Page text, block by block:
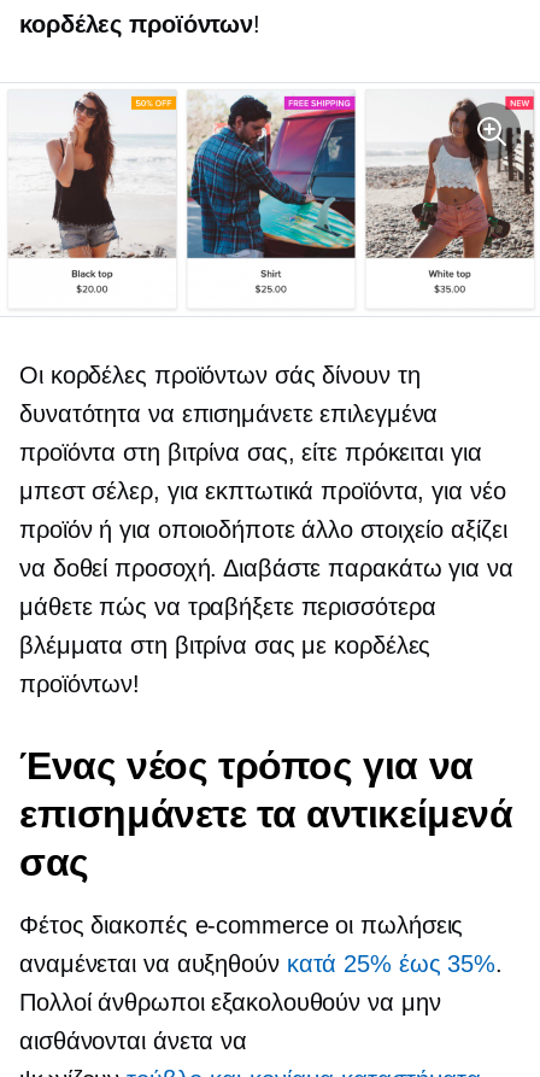
κορδέλες προϊόντων!
Οι κορδέλες προϊόντων σάς δίνουν τη
δυνατότητα να επισημάνετε επιλεγμένα
προϊόντα στη βιτρίνα σας, είτε πρόκειται για
μπεστ σέλερ, για εκπτωτικά προϊόντα, για νέο
προϊόν ή για οποιοδήποτε άλλο στοιχείο αξίζει
να δοθεί προσοχή. Διαβάστε παρακάτω για να
μάθετε πώς να τραβήξετε περισσότερα
βλέμματα στη βιτρίνα σας με κορδέλες
προϊόντων!
Ένας νέος τρόπος για να
επισημάνετε τα αντικείμενά
σας
Φέτος διακοπές e-commerceοι πωλήσεις
αναμένεται να αυξηθούν κατά 25% έως 35%.
Πολλοί άνθρωποι εξακολουθούν να μην
αισθάνονται άνετα να